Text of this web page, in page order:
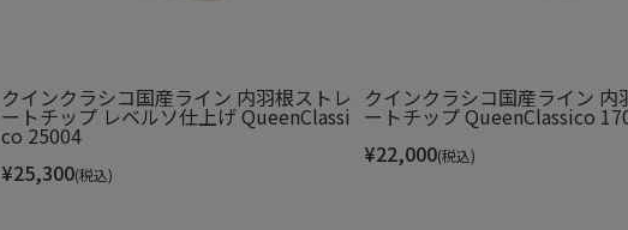
クインクラシコ国産ライン 内羽根ストレ
ートチップ レベルソ仕上げ QueenClassi
co 25004
¥25,300(税込)
クインクラシコ国産ライン 内
ートチップ QueenClassico
¥22,000(税込)